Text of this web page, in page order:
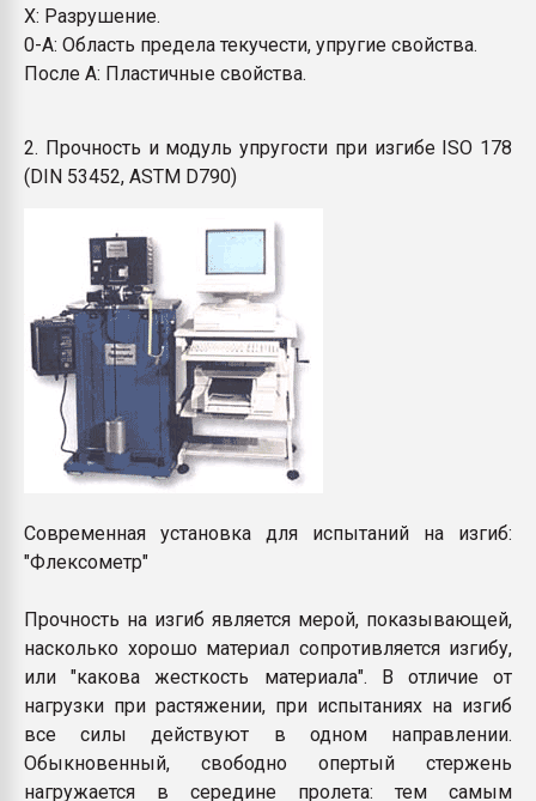
Х: Разрушение.
0-А: Область предела текучести, упругие свойства.
После А: Пластичные свойства.
2. Прочность и модуль упругости при изгибе ISO 178
(DIN 53452, ASTM D790)
Современная установка для испытаний на изгиб:
"Флексометр"
Прочность на изгиб является мерой, показывающей,
насколько хорошо материал сопротивляется изгибу,
или "какова жесткость материала". В отличие от
нагрузки при растяжении, при испытаниях на изгиб
все силы действуют в одном направлении.
Обыкновенный, свободно опертый стержень
нагружается в середине пролета: тем самым